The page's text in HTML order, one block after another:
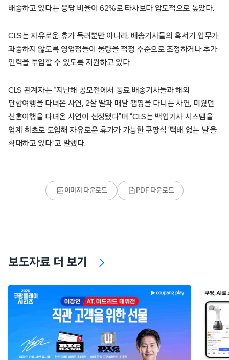
배송하고 있다는 응답 비율이 62%로 타사보다 압도적으로 높았다.
CLS는 자유로운 휴가 독려뿐만 아니라, 배송기사들의 혹서기 업무가
과중하지 않도록 영업점들이 물량을 적정 수준으로 조정하거나 추가
인력을 투입할 수 있도록 지원하고 있다.
CLS 관계자는 “지난해 공모전에서 동료 배송기사들과 해외
단합여행을 다녀온 사연, 2살 딸과 매달 캠핑을 다니는 사연, 미뤘던
신혼여행을 다녀온 사연이 선정됐다”며 “CLS는 백업기사 시스템을
업계 최초로 도입해 자유로운 휴가가 가능한 쿠팡식 ‘택배 없는 날’을
확대하고 있다”고 말했다.
이미지 다운로드 PDF 다운로드
보도자료 더 보기